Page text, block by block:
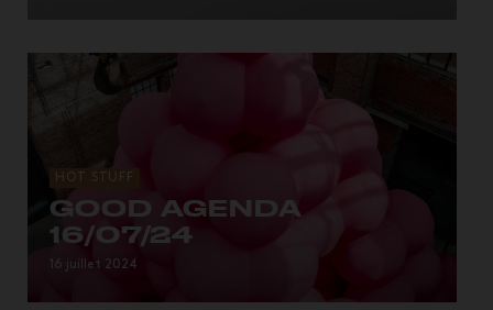
HOT STUFF
GOOD AGENDA
16/07/24
Les rendez-vous culturels de GOODMOODS avant
Fond...
16 juillet 2024